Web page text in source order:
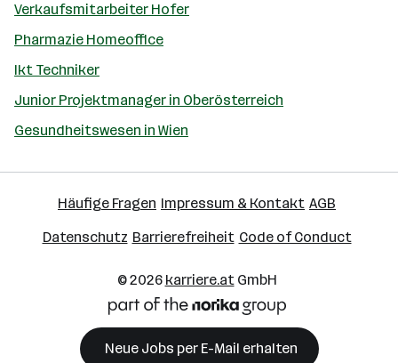
Verkaufsmitarbeiter Hofer
Pharmazie Homeoffice
Ikt Techniker
Junior Projektmanager in Oberösterreich
Gesundheitswesen in Wien
Häufige Fragen Impressum & Kontakt AGB
Datenschutz Barrierefreiheit Code of Conduct
© 2026 karriere.atGmbH
Neue Jobs per E-Mail erhalten